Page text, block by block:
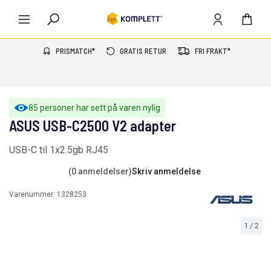
PRISMATCH* GRATIS RETUR FRI FRAKT*
85 personer har sett på varen nylig
1 / 2
ASUS USB-C2500 V2 adapter
USB-C til 1x2.5gb RJ45
(0 anmeldelser)Skriv anmeldelse
Varenummer: 1328253